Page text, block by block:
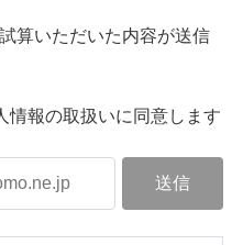
算いただいた内容が送信
情報の取扱いに同意します